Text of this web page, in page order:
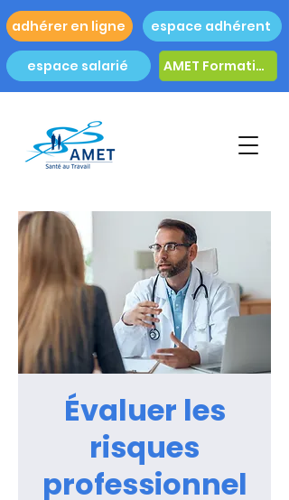
adhérer en ligne espace adhérent
espace salarié AMET Formation
Évaluer les
risques
professionnel